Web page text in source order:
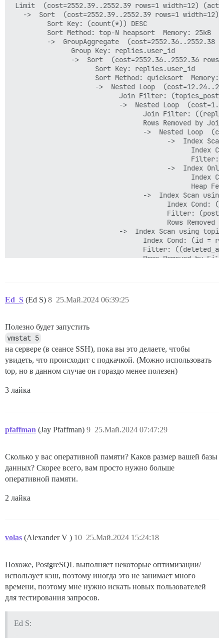
Limit  (cost=2552.39..2552.39 rows=1 width=12)
->  Sort  (cost=2552.39..2552.39 rows=1
         Sort Key: (count(*)) DESC
         Sort Method: top-N heapsort  Memory: 25kB
->  GroupAggregate  (cost=2552.36..2552.38
               Group Key: replies.user_id
->  Sort  (cost=2552.36..2552.36
                     Sort Key: replies.user_id
Sort Method: quicksort  Memory:
->  Nested Loop
Join Filter:
->  Nested Loop
Join Filter:
Rows Removed by
->  Nested Loop
->  Index
Index
->  Index
Index
Heap
->  Index Scan
Index Cond:
Filter:
Rows Removed
->  Index Scan using
Index Cond: (id =
Filter:
Rows Removed by
Execution Time: 94416.415 ms
Ed_S (Ed S) 25.Май.2024 06:39:25
8
Полезно будет запустить
vmstat 5
на сервере (в сеансе SSH), пока вы это делаете, чтобы
увидеть, что происходит с подкачкой. (Можно использовать
top, но в данном случае он гораздо менее полезен)
3 лайка
pfaffman (Jay Pfaffman) 25.Май.2024 07:47:29
9
Сколько у вас оперативной памяти? Каков размер вашей базы
данных? Скорее всего, вам просто нужно больше
оперативной памяти.
2 лайка
volas (Alexander V ) 25.Май.2024 15:24:18
10
Похоже, PostgreSQL выполняет некоторые оптимизации/
использует кэш, поэтому иногда это не занимает много
времени, поэтому мне нужно искать новых пользователей
для тестирования запросов.
Ed S: